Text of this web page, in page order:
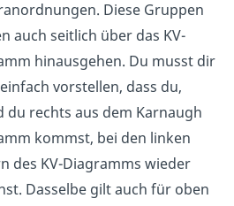
Diese Gruppen
auch seitlich über das KV-
hinausgehen. Du musst dir
vorstellen, dass du,
du rechts aus dem Karnaugh
kommst, bei den linken
des KV-Diagramms wieder
Dasselbe gilt auch für oben